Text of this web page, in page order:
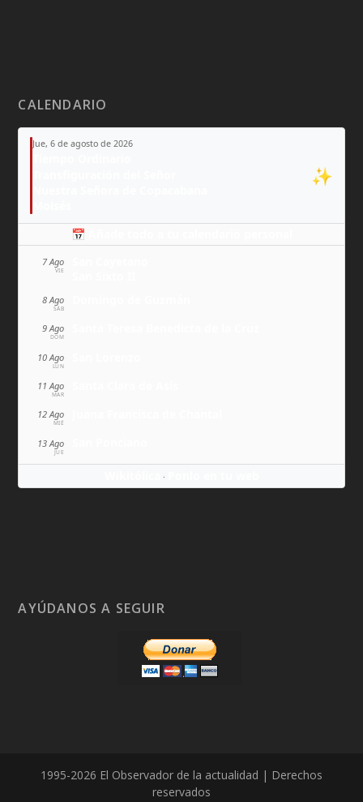
CALENDARIO
Jue, 6 de agosto de 2026
✨
📅 Añade todo a tu calendario personal
7 Ago
VIE
8 Ago
SÁB
9 Ago
DOM
10 Ago
LUN
11 Ago
MAR
12 Ago
MIÉ
13 Ago
JUE
·
AYÚDANOS A SEGUIR
1995-2026 El Observador de la actualidad | Derechos
reservados